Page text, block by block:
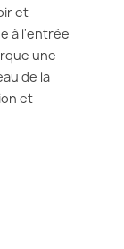
et
à l'entrée
une
de la
et